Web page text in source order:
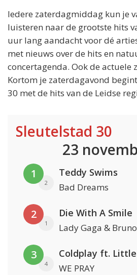
Iedere zaterdagmiddag kun je
luisteren naar de grootste hits
uur lang aandacht voor dé
met nieuws over de hits en
concertagenda. Ook de actuele
Kortom je zaterdagavond
30 met de hits van de Leidse
Sleutelstad 30
23
1
2
Teddy Swims
Bad Dreams
2
1
Die With A Smile
Lady Gaga &
3
4 WE PRAY